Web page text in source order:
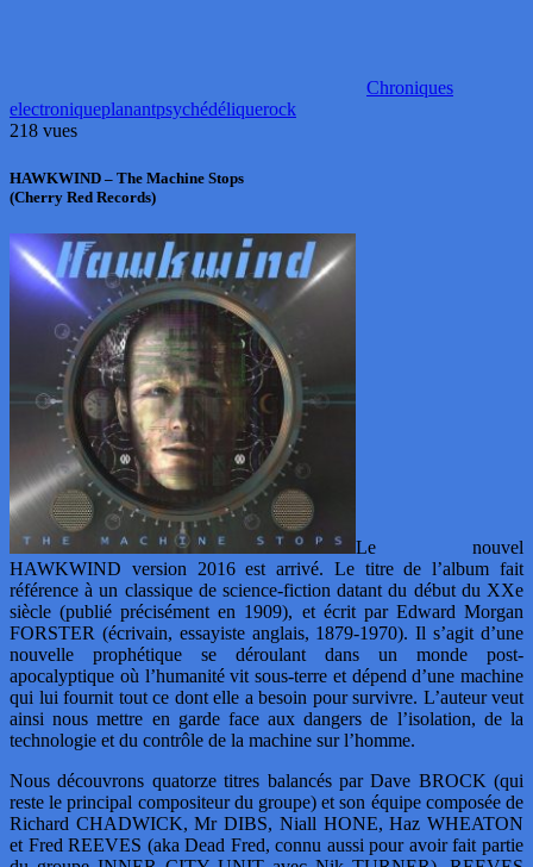
Chroniques
electroniqueplanantpsychédéliquerock
218 vues
HAWKWIND – The Machine Stops
(Cherry Red Records)
Le nouvel
HAWKWIND version 2016 est arrivé. Le titre de l’album fait
référence à un classique de science-fiction datant du début du XXe
siècle (publié précisément en 1909), et écrit par Edward Morgan
FORSTER (écrivain, essayiste anglais, 1879-1970). Il s’agit d’une
nouvelle prophétique se déroulant dans un monde post-
apocalyptique où l’humanité vit sous-terre et dépend d’une machine
qui lui fournit tout ce dont elle a besoin pour survivre. L’auteur veut
ainsi nous mettre en garde face aux dangers de l’isolation, de la
technologie et du contrôle de la machine sur l’homme.
Nous découvrons quatorze titres balancés par Dave BROCK (qui
reste le principal compositeur du groupe) et son équipe composée de
Richard CHADWICK, Mr DIBS, Niall HONE, Haz WHEATON
et Fred REEVES (aka Dead Fred, connu aussi pour avoir fait partie